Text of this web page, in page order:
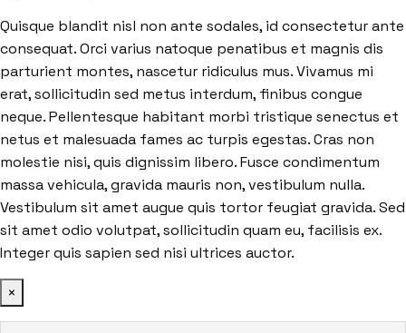
Quisque blandit nisl non ante sodales, id consectetur ante
consequat. Orci varius natoque penatibus et magnis dis
parturient montes, nascetur ridiculus mus. Vivamus mi
erat, sollicitudin sed metus interdum, finibus congue
neque. Pellentesque habitant morbi tristique senectus et
netus et malesuada fames ac turpis egestas. Cras non
molestie nisi, quis dignissim libero. Fusce condimentum
massa vehicula, gravida mauris non, vestibulum nulla.
Vestibulum sit amet augue quis tortor feugiat gravida. Sed
sit amet odio volutpat, sollicitudin quam eu, facilisis ex.
Integer quis sapien sed nisi ultrices auctor.
×